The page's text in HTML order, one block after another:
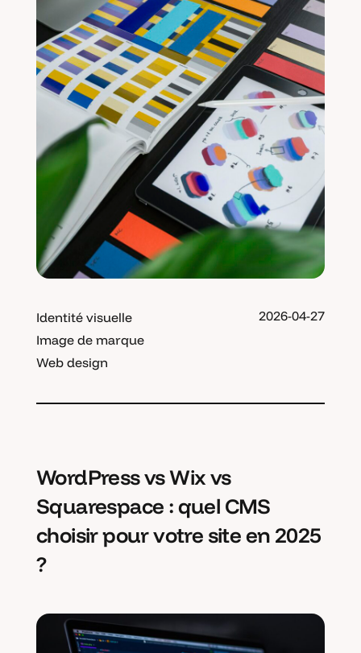
Identité visuelle
Image de marque
Web design
2026-04-27
WordPress vs Wix vs
Squarespace : quel CMS
choisir pour votre site en 2025
?